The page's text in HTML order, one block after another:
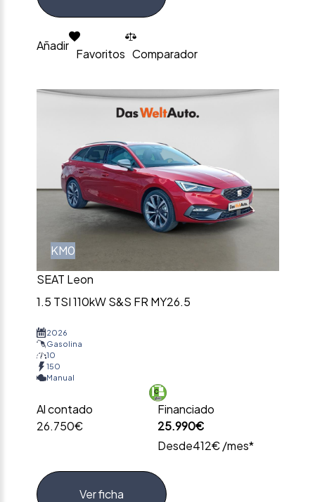
Añadir
Favoritos Comparador
KM0
SEAT Leon
1.5 TSI 110kW S&S FR MY26.5
2026
Gasolina
10
150
Manual
Al contado
26.750€
Financiado
25.990€
Desde412€ /mes*
Ver ficha